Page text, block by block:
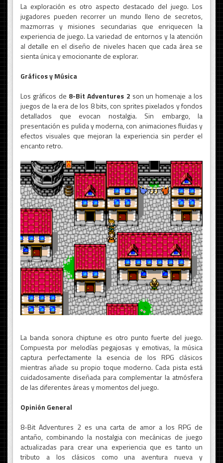
La exploración es otro aspecto destacado del juego. Los
jugadores pueden recorrer un mundo lleno de secretos,
mazmorras y misiones secundarias que enriquecen la
experiencia de juego. La variedad de entornos y la atención
al detalle en el diseño de niveles hacen que cada área se
sienta única y emocionante de explorar.
Gráficos y Música
Los gráficos de 8-Bit Adventures 2 son un homenaje a los
juegos de la era de los 8 bits, con sprites pixelados y fondos
detallados que evocan nostalgia. Sin embargo, la
presentación es pulida y moderna, con animaciones fluidas y
efectos visuales que mejoran la experiencia sin perder el
encanto retro.
La banda sonora chiptune es otro punto fuerte del juego.
Compuesta por melodías pegajosas y emotivas, la música
captura perfectamente la esencia de los RPG clásicos
mientras añade su propio toque moderno. Cada pista está
cuidadosamente diseñada para complementar la atmósfera
de las diferentes áreas y momentos del juego.
Opinión General
8-Bit Adventures 2 es una carta de amor a los RPG de
antaño, combinando la nostalgia con mecánicas de juego
actualizadas para crear una experiencia que es tanto un
tributo a los clásicos como una aventura nueva y